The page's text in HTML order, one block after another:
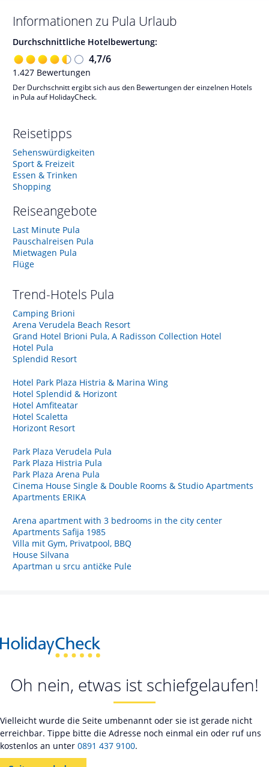
Informationen zu Pula Urlaub
Durchschnittliche Hotelbewertung:
4,7/6
1.427 Bewertungen
Der Durchschnitt ergibt sich aus den Bewertungen der einzelnen Hotels
in Pula auf HolidayCheck.
Reisetipps
Sehenswürdigkeiten
Sport & Freizeit
Essen & Trinken
Shopping
Reiseangebote
Last Minute Pula
Pauschalreisen Pula
Mietwagen Pula
Flüge
Trend-Hotels Pula
Camping Brioni
Arena Verudela Beach Resort
Grand Hotel Brioni Pula, A Radisson Collection Hotel
Hotel Pula
Splendid Resort
Hotel Park Plaza Histria & Marina Wing
Hotel Splendid & Horizont
Hotel Amfiteatar
Hotel Scaletta
Horizont Resort
Park Plaza Verudela Pula
Park Plaza Histria Pula
Park Plaza Arena Pula
Cinema House Single & Double Rooms & Studio Apartments
Apartments ERIKA
Arena apartment with 3 bedrooms in the city center
Apartments Safija 1985
Villa mit Gym, Privatpool, BBQ
House Silvana
Apartman u srcu antičke Pule
Oh nein, etwas ist schiefgelaufen!
Vielleicht wurde die Seite umbenannt oder sie ist gerade nicht
erreichbar. Tippe bitte die Adresse noch einmal ein oder ruf uns
kostenlos an unter 0891 437 9100.